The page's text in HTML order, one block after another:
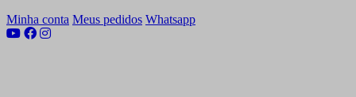
Minha conta Meus pedidos Whatsapp